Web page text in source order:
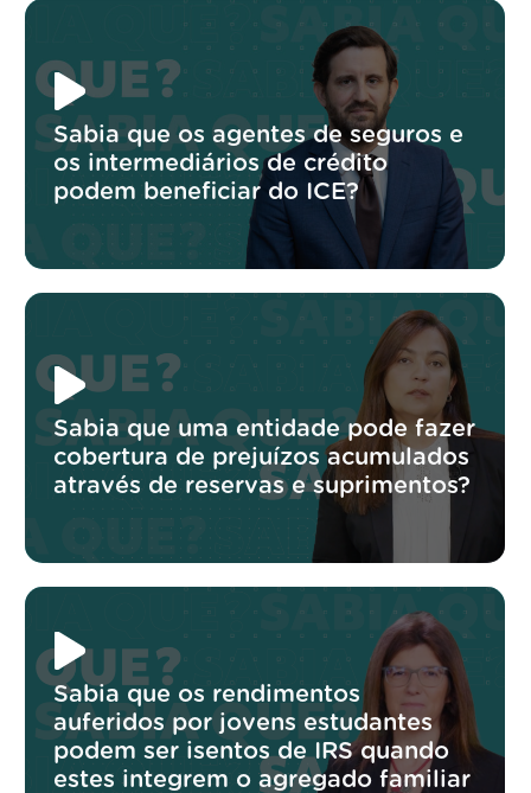
Sabia que os agentes de seguros e
os intermediários de crédito
podem beneficiar do ICE?
Sabia que uma entidade pode fazer
cobertura de prejuízos acumulados
através de reservas e suprimentos?
Sabia que os rendimentos
auferidos por jovens estudantes
podem ser isentos de IRS quando
estes integrem o agregado familiar